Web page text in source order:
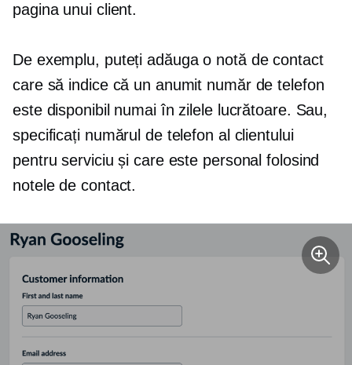
pagina unui client.
De exemplu, puteți adăuga o notă de contact
care să indice că un anumit număr de telefon
este disponibil numai în zilele lucrătoare. Sau,
specificați numărul de telefon al clientului
pentru serviciu și care este personal folosind
notele de contact.